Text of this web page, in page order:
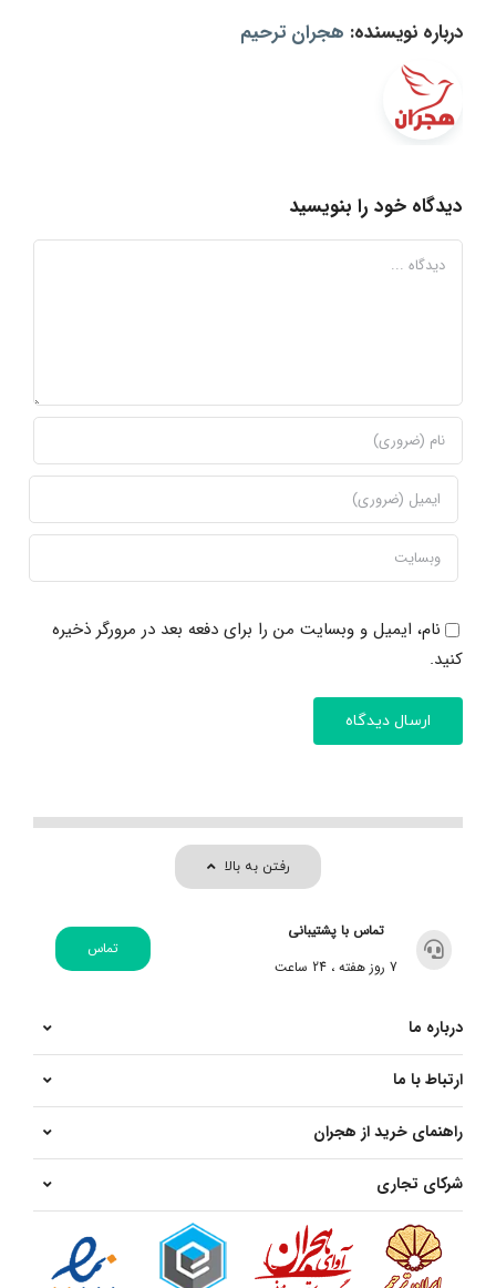
درباره نویسنده: هجران ترحیم
دیدگاه خود را بنویسید
دیدگاه
نام، ایمیل و وبسایت من را برای دفعه بعد در مرورگر ذخیره
کنید.
رفتن به بالا
تماس با پشتیبانی
7 روز هفته ، 24 ساعت
تماس
درباره ما
ارتباط با ما
راهنمای خرید از هجران
شرکای تجاری